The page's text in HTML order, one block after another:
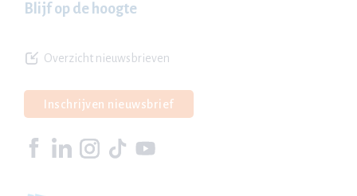
Blijf op de hoogte
Overzicht nieuwsbrieven
Inschrijven nieuwsbrief